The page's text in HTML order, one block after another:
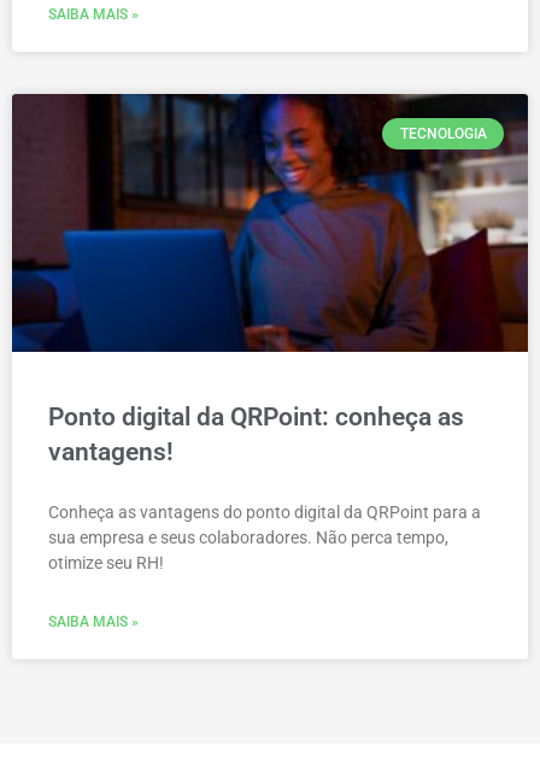
SAIBA MAIS »
TECNOLOGIA
Ponto digital da QRPoint: conheça as
vantagens!
Conheça as vantagens do ponto digital da QRPoint para a
sua empresa e seus colaboradores. Não perca tempo,
otimize seu RH!
SAIBA MAIS »